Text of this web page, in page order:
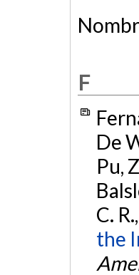
F
De
Pu,
C.
the